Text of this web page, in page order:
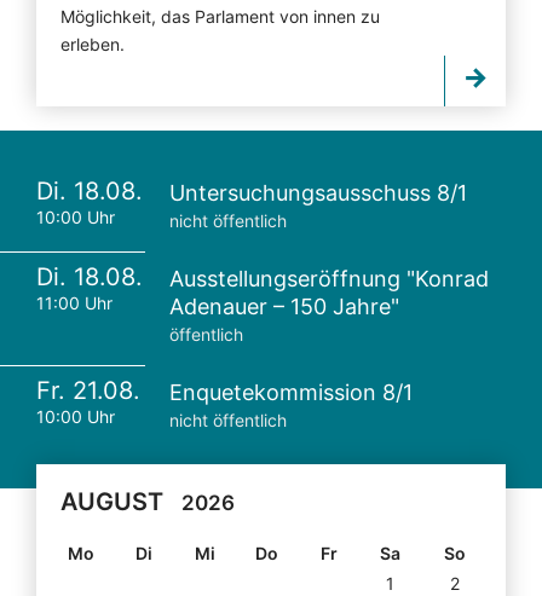
Möglichkeit, das Parlament von innen zu
erleben.
Di. 18.08.
10:00 Uhr
Untersuchungsausschuss 8/1
nicht öffentlich
Di. 18.08.
11:00 Uhr
Ausstellungseröffnung "Konrad
Adenauer – 150 Jahre"
öffentlich
Fr. 21.08.
10:00 Uhr
Enquetekommission 8/1
nicht öffentlich
AUGUST 2026
Mo Di Mi Do Fr Sa
So
1
2